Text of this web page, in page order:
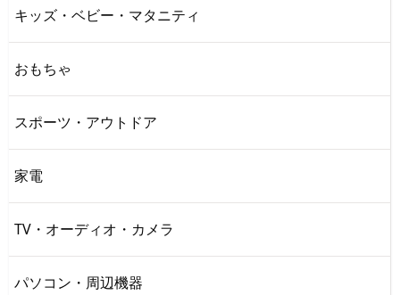
キッズ・ベビー・マタニティ
おもちゃ
スポーツ・アウトドア
家電
TV・オーディオ・カメラ
パソコン・周辺機器